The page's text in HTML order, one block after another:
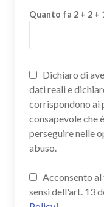
Quanto fa 2 + 2 +
Dichiaro di
dati reali e
corrispondono ai
consapevole che
perseguire nelle
abuso.
Acconsento
sensi dell'art. 13